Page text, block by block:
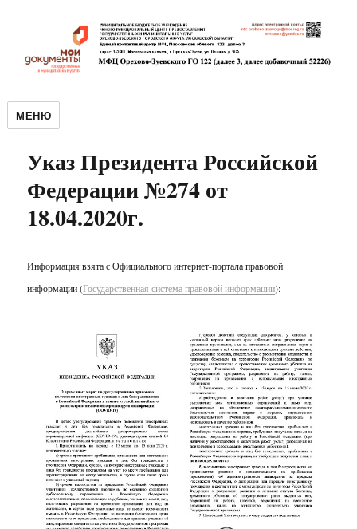
МЕНЮ
Указ Президента Российской
Федерации №274 от
18.04.2020г.
Информация взята с Официального интернет-портала правовой
информации (Государственная система правовой информации):